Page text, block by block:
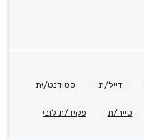
דייל/ת סטודנט/ית
סייר/ת פקיד/ת לובי